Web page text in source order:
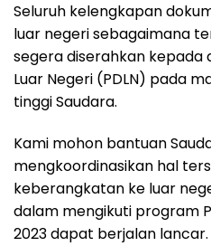
Seluruh kelengkapan
luar negeri sebagaimana
segera diserahkan kepada
Luar Negeri (PDLN) pada
tinggi Saudara.
Kami mohon bantuan
mengkoordinasikan hal
keberangkatan ke luar
dalam mengikuti program
2023 dapat berjalan lancar.